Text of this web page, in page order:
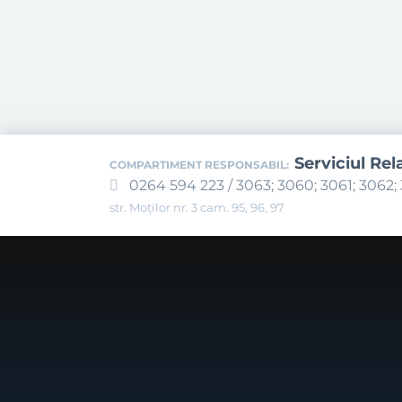
COMPARTIMENT RESPONSABIL: Serviciul
0264 594 223 / 3063; 3060; 3061; 3062;
str. Moților nr. 3 cam. 95, 96, 97